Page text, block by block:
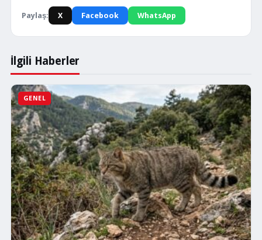
Paylaş: X Facebook WhatsApp
İlgili Haberler
GENEL